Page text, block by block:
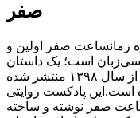
صفر
زمانساعت صفر اولین و
است؛ یک داستان
سریالی هیجان‌انگیز، مرموز و شنیدنی که از سال ۱۳۹۸ منتشر شده
دانلود شده است.این پادکست روایتی
صفر نوشته و ساخته